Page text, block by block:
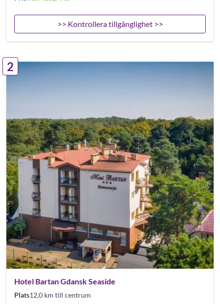
>> Kontrollera tillgänglighet >>
2
Hotel Bartan Gdansk Seaside
Plats12,0 km till centrum